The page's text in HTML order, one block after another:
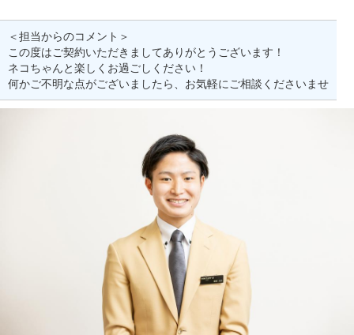
＜担当からのコメント＞
この度はご契約いただきましてありがとうございます！
ネコちゃんと楽しくお過ごしください！
何かご不明な点がございましたら、お気軽にご相談くださいませ